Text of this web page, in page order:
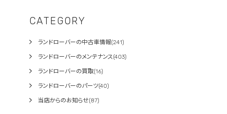
CATEGORY
ランドローバーの中古車情報(241)
ランドローバーのメンテナンス(403)
ランドローバーの買取(16)
ランドローバーのパーツ(40)
当店からのお知らせ(87)